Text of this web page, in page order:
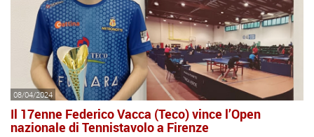
08/04/2024
Il 17enne Federico Vacca (Teco) vince l’Open
nazionale di Tennistavolo a Firenze